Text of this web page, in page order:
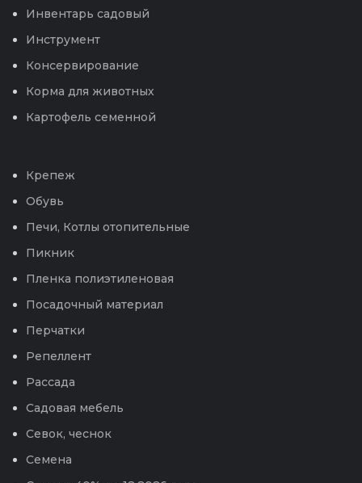
Инвентарь садовый
Инструмент
Консервирование
Корма для животных
Картофель семенной
Крепеж
Обувь
Печи, Котлы отопительные
Пикник
Пленка полиэтиленовая
Посадочный материал
Перчатки
Репеллент
Рассада
Садовая мебель
Севок, чеснок
Семена